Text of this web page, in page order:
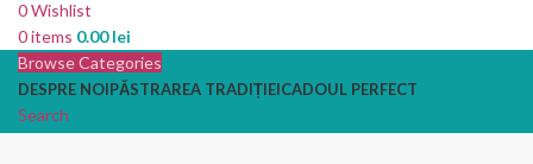
0Wishlist
0items 0.00lei
Browse Categories
DESPRE NOIPĂSTRAREA TRADIȚIEICADOUL PERFECT
Search